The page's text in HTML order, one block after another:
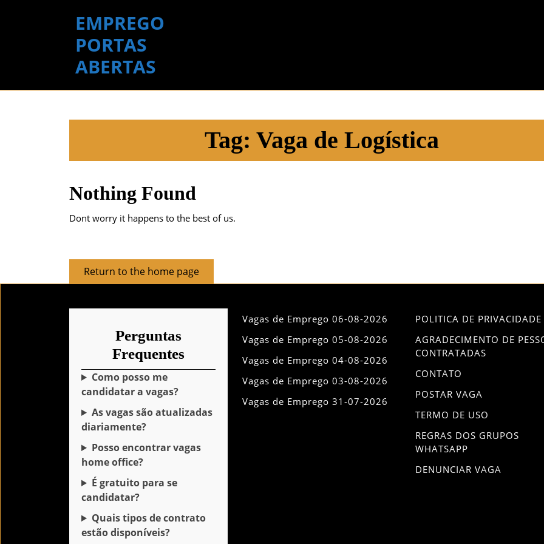
EMPREGO
PORTAS
ABERTAS
Tag: Vaga de Logística
Nothing Found
Dont worry it happens to the best of us.
Return to the home pageReturn
to
Perguntas
Frequentes
Como posso me
candidatar a vagas?
As vagas são atualizadas
diariamente?
Posso encontrar vagas
home office?
É gratuito para se
candidatar?
Quais tipos de contrato
estão disponíveis?
Vagas de Emprego 06-08-2026
Vagas de Emprego 05-08-2026
Vagas de Emprego 04-08-2026
Vagas de Emprego 03-08-2026
Vagas de Emprego 31-07-2026
POLITICA DE PRIVACIDADE
AGRADECIMENTO DE
CONTRATADAS
CONTATO
POSTAR VAGA
TERMO DE USO
REGRAS DOS GRUPOS
WHATSAPP
DENUNCIAR VAGA